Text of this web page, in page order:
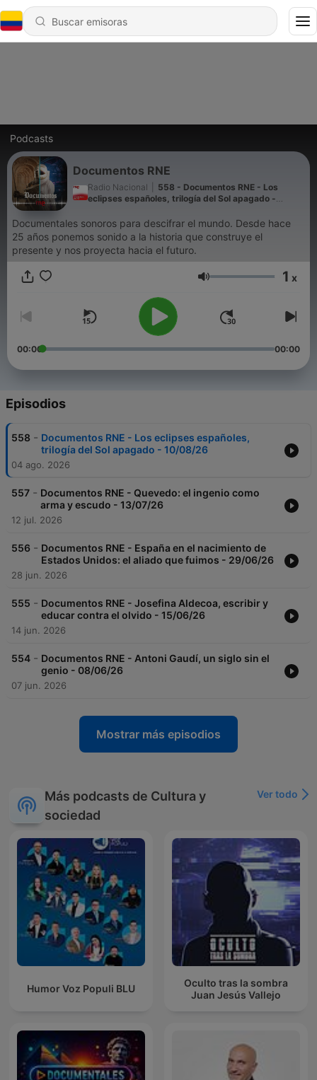
Podcasts
Documentos RNE
Radio Nacional
558 - Documentos RNE - Los
eclipses españoles, trilogía del Sol apagado -
Documentales sonoros para descifrar el mundo. Desde hace
25 años ponemos sonido a la historia que construye el
presente y nos proyecta hacia el futuro.
Volumen 1 x
00:00 00:00
Episodios
558 - Documentos RNE - Los eclipses españoles,
trilogía del Sol apagado - 10/08/26
04 ago. 2026
557 - Documentos RNE - Quevedo: el ingenio como
arma y escudo - 13/07/26
12 jul. 2026
556 - Documentos RNE - España en el nacimiento de
Estados Unidos: el aliado que fuimos - 29/06/26
28 jun. 2026
555 - Documentos RNE - Josefina Aldecoa, escribir y
educar contra el olvido - 15/06/26
14 jun. 2026
554 - Documentos RNE - Antoni Gaudí, un siglo sin el
genio - 08/06/26
07 jun. 2026
Mostrar más episodios
Más podcasts de Cultura y
sociedad
Ver todo
Humor Voz Populi BLU
Oculto tras la sombra
Juan Jesús Vallejo